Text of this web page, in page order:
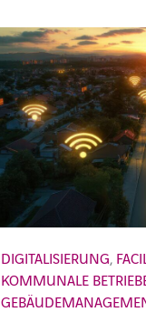
DIGITALISIERUNG,
KOMMUNALE